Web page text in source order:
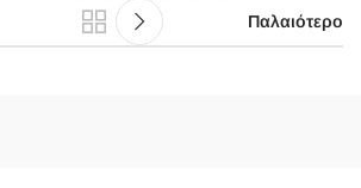
Παλαιότερο